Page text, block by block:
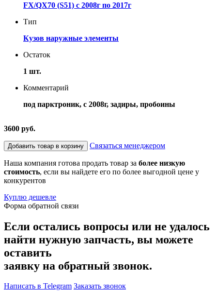
FX/QX70 (S51) с 2008г по 2017г
Тип
Кузов наружные элементы
Остаток
1 шт.
Комментарий
под парктроник, с 2008г, задиры, пробоины
3600 руб.
Добавить товар в корзину Связаться менеджером
Наша компания готова продать товар за более низкую
стоимость, если вы найдете его по более выгодной цене у
конкурентов
Куплю дешевле
Форма обратной связи
Если остались вопросы или не удалось
найти нужную запчасть, вы можете
оставить
заявку на обратный звонок.
Написать в Telegram Заказать звонок